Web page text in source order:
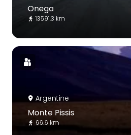
Onega
13591.3 km
Argentine
Monte Pissis
66.6 km